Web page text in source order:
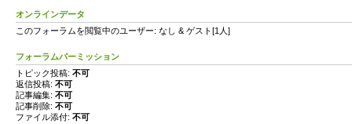
オンラインデータ
このフォーラムを閲覧中のユーザー: なし & ゲスト[1人]
フォーラムパーミッション
トピック投稿: 不可
返信投稿: 不可
記事編集: 不可
記事削除: 不可
ファイル添付: 不可